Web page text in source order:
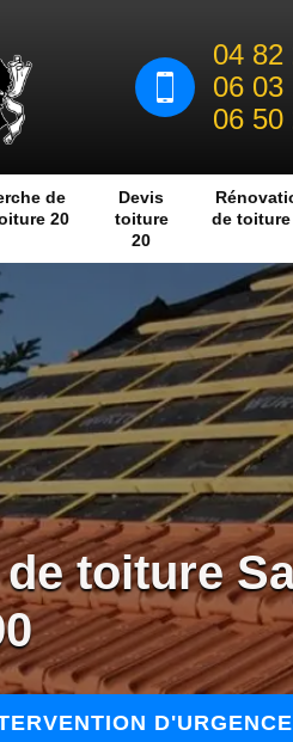
04 82
06 03
06 50
de
20
Devis
toiture
20
de toiture
toiture
D'URGENCE